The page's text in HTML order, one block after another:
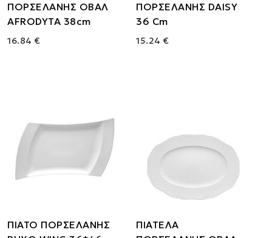
ΠΟΡΣΕΛΑΝΗΣ ΟΒΑΛ
AFRODYTA 38cm
16.84 €
ΠΟΡΣΕΛΑΝΗΣ DAISY
36 Cm
15.24 €
ΠΙΑΤΟ ΠΟΡΣΕΛΑΝΗΣ
ΠΙΑΤΕΛΑ